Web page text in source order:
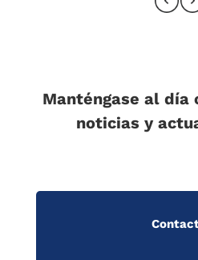
Manténgase al día
noticias y